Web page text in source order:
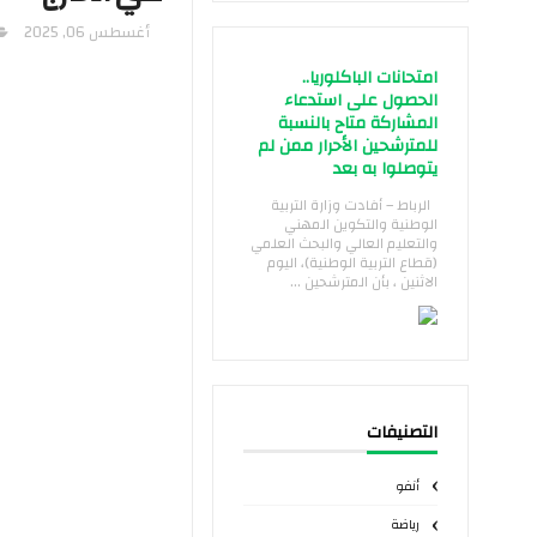
امتحانات الباكلوريا..
الحصول على استدعاء
المشاركة متاح بالنسبة
للمترشحين الأحرار ممن لم
يتوصلوا به بعد
الرباط – أفادت وزارة التربية
الوطنية والتكوين المهني
والتعليم العالي والبحث العلمي
(قطاع التربية الوطنية)، اليوم
الاثنين ، بأن المترشحين ...
التصنيفات
أنفو
رياضة
أغسطس 06, 2025